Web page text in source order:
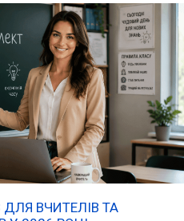
ДЛЯ ВЧИТЕЛІВ ТА